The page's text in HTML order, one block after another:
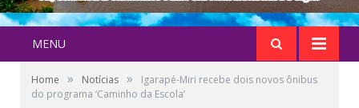
MENU
Home » Notícias »
Igarapé-Miri recebe dois novos ônibus
do programa ‘Caminho da Escola’